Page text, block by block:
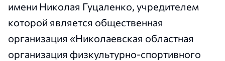
имени Николая Гуцаленко, учредителем
которой является общественная
организация «Николаевская областная
организация физкультурно-спортивного